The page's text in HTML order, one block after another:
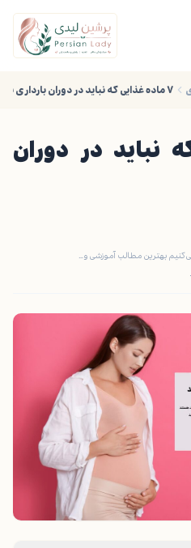
۷ ماده غذایی که نباید در دوران بارداری بخورید
نباید در دوران
بهترین مطالب آموزشی و…